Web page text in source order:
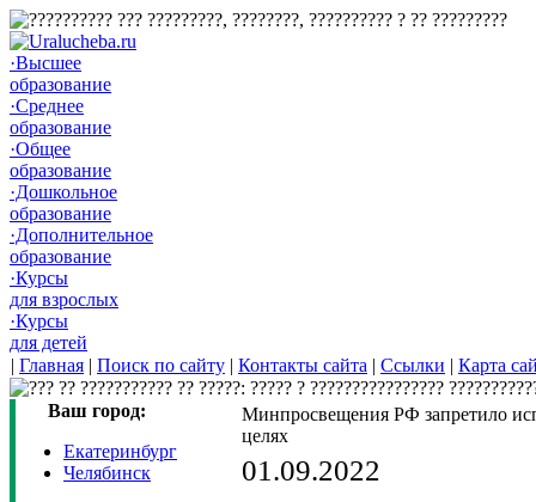
·Высшее
образование
·Среднее
образование
·Общее
образование
·Дошкольное
образование
·Дополнительное
образование
·Курсы
для взрослых
·Курсы
для детей
| Главная | Поиск по сайту | Контакты сайта | Ссылки | Карта
Ваш город:
Екатеринбург
Челябинск
Минпросвещения РФ запретило
целях
01.09.2022